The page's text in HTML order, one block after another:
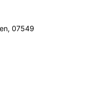
07549